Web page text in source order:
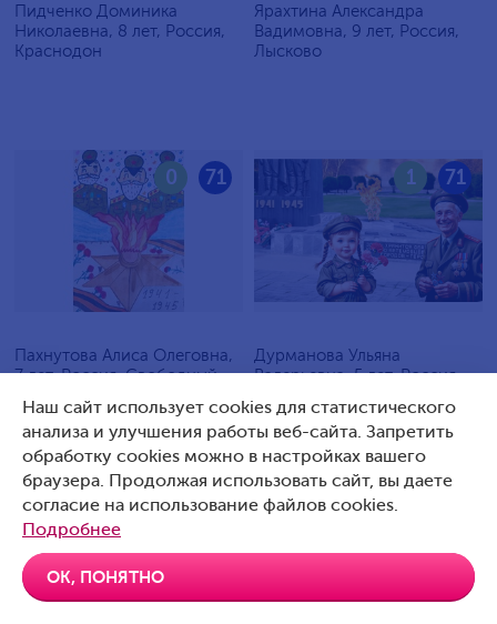
Пидченко Доминика
Николаевна, 8 лет, Россия,
Краснодон
Ярахтина Александра
Вадимовна, 9 лет, Россия,
Лысково
71
0
Пахнутова Алиса Олеговна,
7 лет, Россия, Свободный
71
1
Дурманова Ульяна
Валерьевна, 5 лет, Россия,
Наш сайт использует cookies для статистического
анализа и улучшения работы веб-сайта. Запретить
обработку cookies можно в настройках вашего
браузера. Продолжая использовать сайт, вы даете
согласие на использование файлов cookies.
Подробнее
ОК, ПОНЯТНО